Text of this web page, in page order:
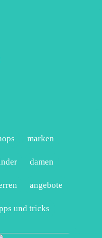
marken
damen
angebote
und tricks